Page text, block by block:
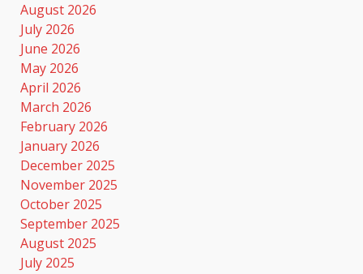
August 2026
July 2026
June 2026
May 2026
April 2026
March 2026
February 2026
January 2026
December 2025
November 2025
October 2025
September 2025
August 2025
July 2025